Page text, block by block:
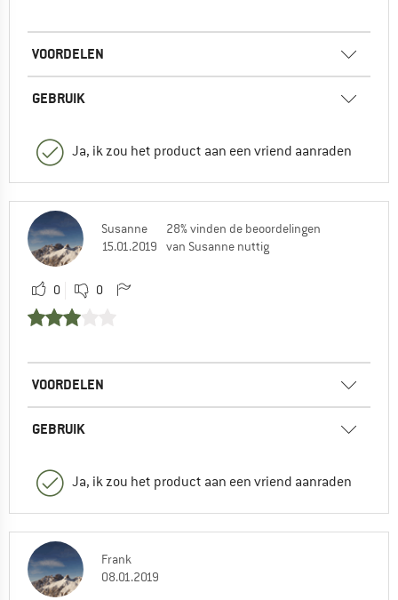
VOORDELEN
GEBRUIK
Ja, ik zou het product aan een vriend aanraden
Susanne
15.01.2019
28% vinden de beoordelingen
van Susanne nuttig
0 0
VOORDELEN
GEBRUIK
Ja, ik zou het product aan een vriend aanraden
Frank
08.01.2019